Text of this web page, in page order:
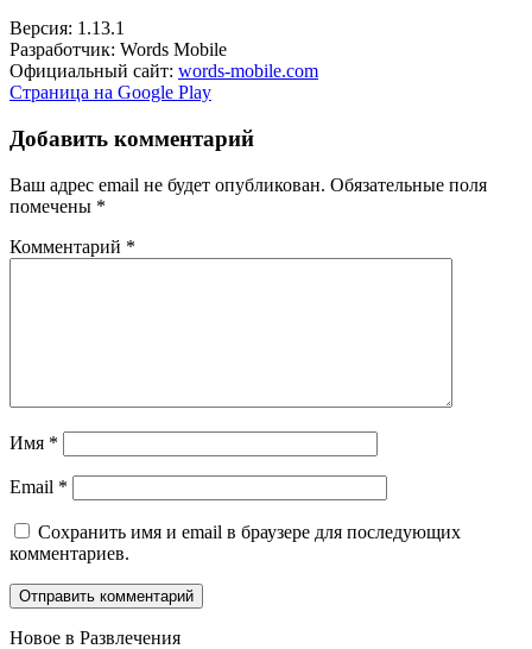
Версия: 1.13.1
Разработчик: Words Mobile
Официальный сайт: words-mobile.com
Страница на Google Play
Добавить комментарий
Ваш адрес email не будет опубликован. Обязательные поля
помечены *
Комментарий *
Имя *
Email *
Сохранить имя и email в браузере для последующих
комментариев.
Новое в Развлечения